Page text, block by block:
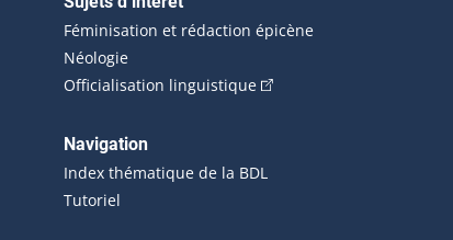
externe s'ouvrira dans une nouvelle fenêtre.)
s'ouvrira dans une nouvelle fenêtre.)
s'ouvrira dans une nouvelle fenêtre.)
dans une nouvelle fenêtre.)
Féminisation et rédaction épicène
Néologie
Officialisation linguistique(Cet hyperlien externe
Navigation
Index thématique de la BDL
Tutoriel